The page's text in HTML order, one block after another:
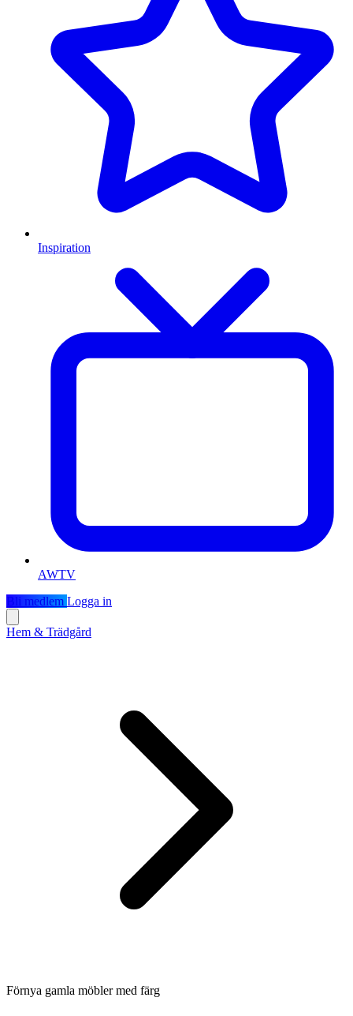
Inspiration
AWTV
Bli medlem Logga in
Hem & Trädgård
Förnya gamla möbler med färg